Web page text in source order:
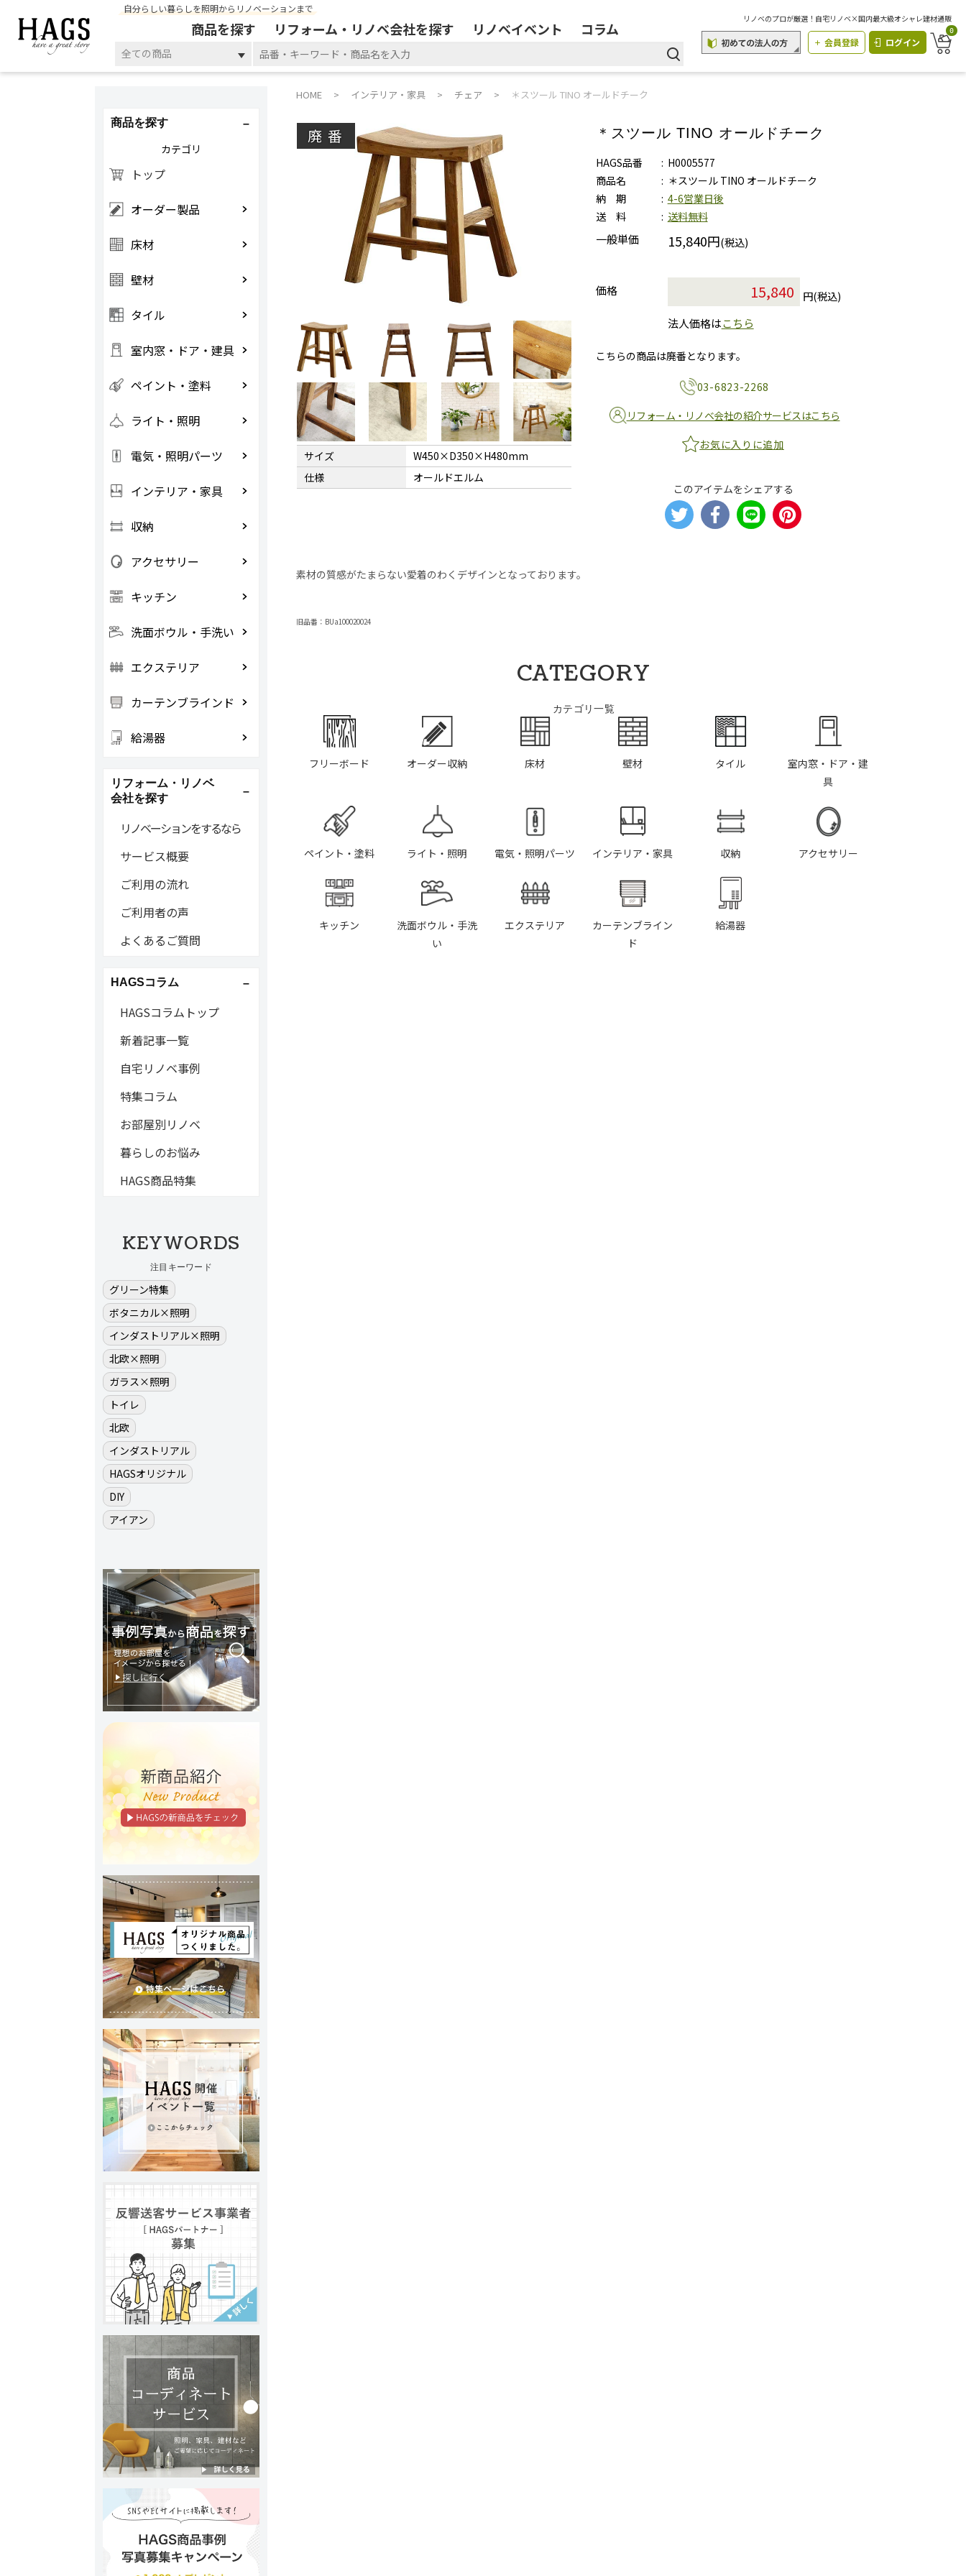
自分らしい暮らしを照明からリノベーションまで
商品を探す リフォーム・リノベ会社を探す リノベイベント コラム
全ての商品
リノベのプロが厳選！自宅リノベ×国内最大級オシャレ建材通販
会員登録 ログイン
0
HOME インテリア・家具 チェア ＊スツール TINO オールドチーク
廃番
サイズ
W450×D350×H480mm
仕様
オールドエルム
＊スツール TINO オールドチーク
HAGS品番
H0005577
商品名
＊スツール TINO オールドチーク
納 期
4-6営業日後
送 料
送料無料
一般単価 15,840円(税込)
価格
円(税込)
法人価格はこちら
こちらの商品は廃番となります。
03-6823-2268
リフォーム・リノベ会社の紹介サービスはこちら
お気に入りに追加
このアイテムをシェアする
素材の質感がたまらない愛着のわくデザインとなっております。
旧品番：BUa100020024
CATEGORY
カテゴリ一覧
フリーボード オーダー収納 床材 壁材 タイル
室内窓・ドア・建
具
ペイント・塗料 ライト・照明 電気・照明パーツ インテリア・家具 収納 アクセサリー
キッチン
洗面ボウル・手洗
い
エクステリア
カーテンブライン
ド
給湯器
商品を探す
カテゴリ
トップ
オーダー製品
床材
壁材
タイル
室内窓・ドア・建具
ペイント・塗料
ライト・照明
電気・照明パーツ
インテリア・家具
収納
アクセサリー
キッチン
洗面ボウル・手洗い
エクステリア
カーテンブラインド
給湯器
リフォーム・リノベ
会社を探す
リノベーションをするなら
サービス概要
ご利用の流れ
ご利用者の声
よくあるご質問
HAGSコラム
HAGSコラムトップ
新着記事一覧
自宅リノベ事例
特集コラム
お部屋別リノベ
暮らしのお悩み
HAGS商品特集
KEYWORDS
注目キーワード
グリーン特集
ボタニカル×照明
インダストリアル×照明
北欧×照明
ガラス×照明
トイレ
北欧
インダストリアル
HAGSオリジナル
DIY
アイアン